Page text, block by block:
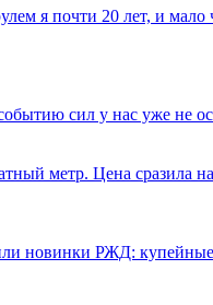
я почти 20 лет, и
сил у нас уже не
метр. Цена сразила
новинки РЖД: